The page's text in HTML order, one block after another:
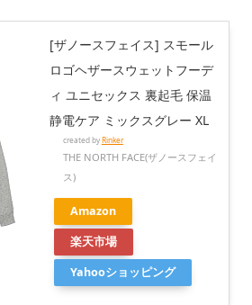
[ザノースフェイス] スモール
ロゴヘザースウェットフーデ
ィ ユニセックス 裏起毛 保温
静電ケア ミックスグレー XL
created by Rinker
THE NORTH FACE(ザノースフェイ
ス)
Amazon
楽天市場
Yahooショッピング